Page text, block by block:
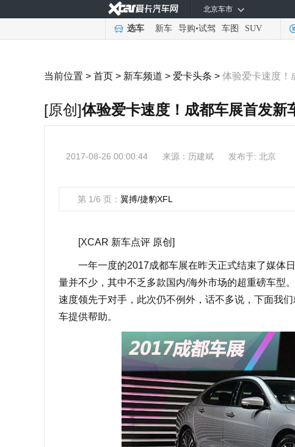
北京车市
选车 新车 导购•试驾 车图 SUV
当前位置 > 首页 > 新车频道 > 爱卡头条 > 体验爱卡速度！
[原创]体验爱卡速度！成都车展首发新
2017-08-26 00:00:44 来源： 历建斌 发布于: 北京
第 1/6 页： 翼搏/捷豹XFL
[XCAR 新车点评 原创]
一年一度的2017成都车展在昨天正式结束了媒体日
量并不少，其中不乏多款国内/海外市场的超重磅车型
速度领先于对手，此次仍不例外，话不多说，下面我
车提供帮助。